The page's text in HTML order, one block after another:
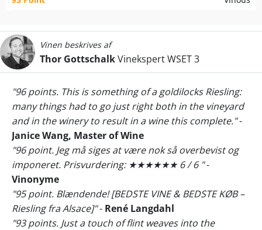
Vinen beskrives af
Thor GottschalkVinekspert WSET 3
"96 points. This is something of a goldilocks Riesling:
many things had to go just right both in the vineyard
and in the winery to result in a wine this complete."-
Janice Wang, Master of Wine
"96 point. Jeg må siges at være nok så overbevist og
imponeret. Prisvurdering: ★★★★★★ 6 / 6 "-
Vinonyme
"95 point. Blændende! [BEDSTE VINE & BEDSTE KØB –
Riesling fra Alsace]"- René Langdahl
"93 points. Just a touch of flint weaves into the